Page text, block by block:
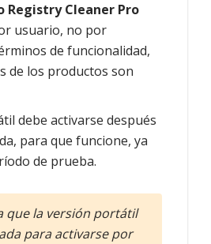
Registry Cleaner Pro
usuario, no por
de funcionalidad,
de los productos son
debe activarse después
para que funcione, ya
de prueba.
que la versión portátil
para activarse por